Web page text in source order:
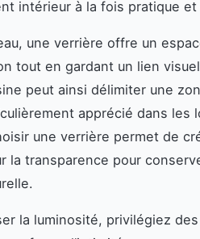
intérieur à la fois pratique
une verrière offre un
tout en gardant un lien
peut ainsi délimiter une
apprécié dans les
une verrière permet de
la transparence pour
la luminosité, privilégiez